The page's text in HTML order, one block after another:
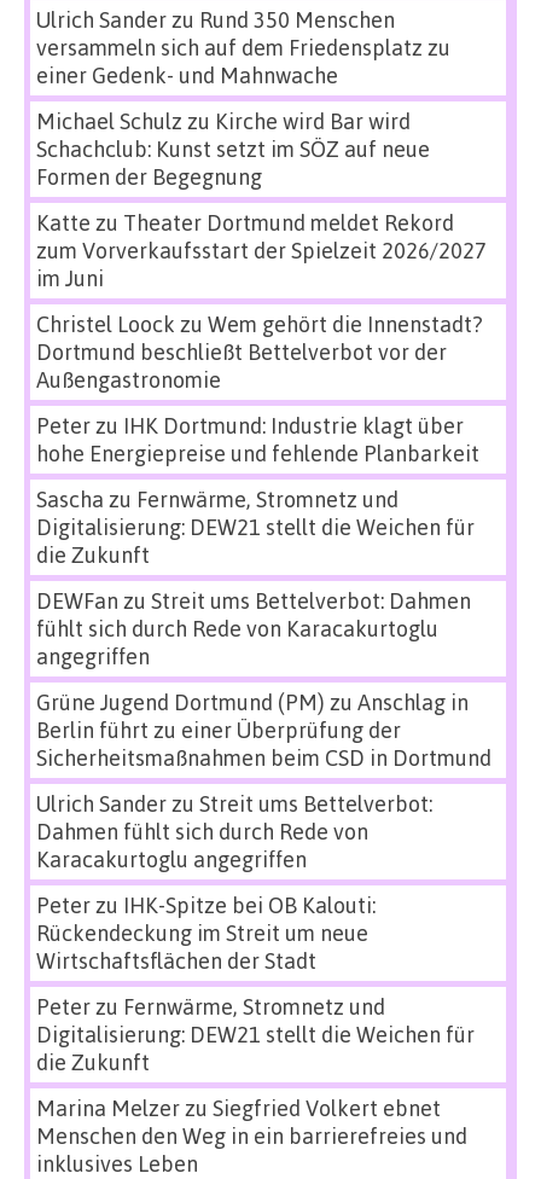
Ulrich Sanderzu Rund 350 Menschen
versammeln sich auf dem Friedensplatz zu
einer Gedenk- und Mahnwache
Michael Schulz zu Kirche wird Bar wird
Schachclub: Kunst setzt im SÖZ auf neue
Formen der Begegnung
Katte zu Theater Dortmund meldet Rekord
zum Vorverkaufsstart der Spielzeit 2026/2027
im Juni
Christel Loock zu Wem gehört die Innenstadt?
Dortmund beschließt Bettelverbot vor der
Außengastronomie
Peterzu IHK Dortmund: Industrie klagt über
hohe Energiepreise und fehlende Planbarkeit
Sascha zu Fernwärme, Stromnetz und
Digitalisierung: DEW21 stellt die Weichen für
die Zukunft
DEWFan zu Streit ums Bettelverbot: Dahmen
fühlt sich durch Rede von Karacakurtoglu
angegriffen
Grüne Jugend Dortmund (PM) zu Anschlag in
Berlin führt zu einer Überprüfung der
Sicherheitsmaßnahmen beim CSD in Dortmund
Ulrich Sanderzu Streit ums Bettelverbot:
Dahmen fühlt sich durch Rede von
Karacakurtoglu angegriffen
Peterzu IHK-Spitze bei OB Kalouti:
Rückendeckung im Streit um neue
Wirtschaftsflächen der Stadt
Peterzu Fernwärme, Stromnetz und
Digitalisierung: DEW21 stellt die Weichen für
die Zukunft
Marina Melzerzu Siegfried Volkert ebnet
Menschen den Weg in ein barrierefreies und
inklusives Leben